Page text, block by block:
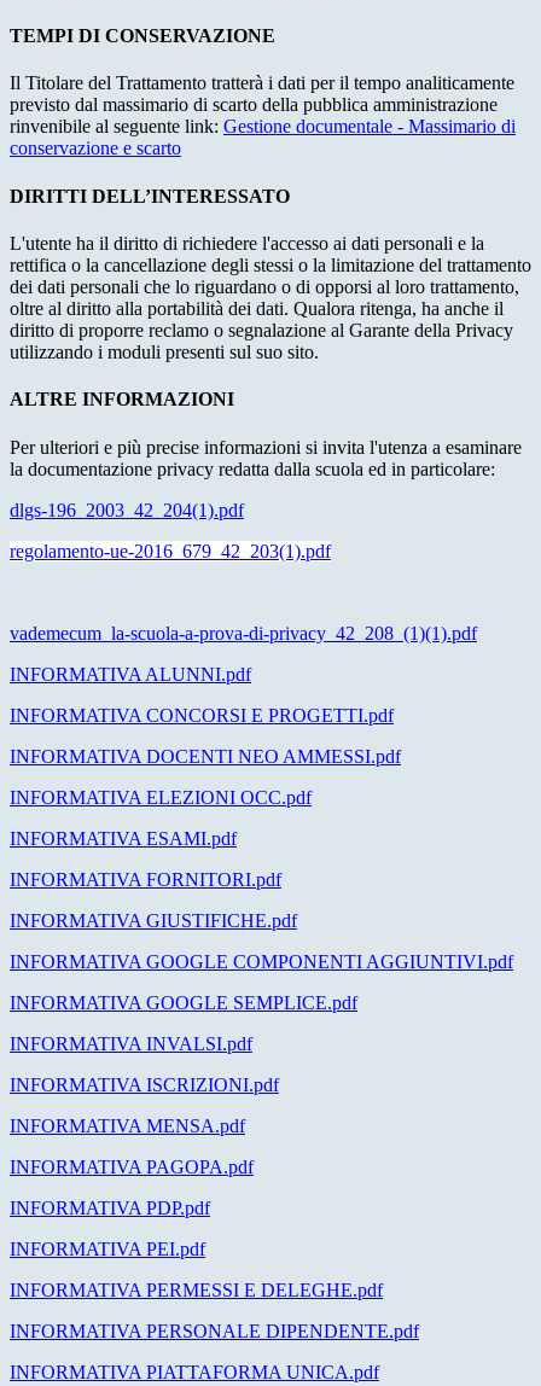
TEMPI DI CONSERVAZIONE
Il Titolare del Trattamento tratterà i dati per il tempo analiticamente
previsto dal massimario di scarto della pubblica amministrazione
rinvenibile al seguente link: Gestione documentale - Massimario di
conservazione e scarto
DIRITTI DELL’INTERESSATO
L'utente ha il diritto di richiedere l'accesso ai dati personali e la
rettifica o la cancellazione degli stessi o la limitazione del trattamento
dei dati personali che lo riguardano o di opporsi al loro trattamento,
oltre al diritto alla portabilità dei dati. Qualora ritenga, ha anche il
diritto di proporre reclamo o segnalazione al Garante della Privacy
utilizzando i moduli presenti sul suo sito.
ALTRE INFORMAZIONI
Per ulteriori e più precise informazioni si invita l'utenza a esaminare
la documentazione privacy redatta dalla scuola ed in particolare:
dlgs-196_2003_42_204(1).pdf
regolamento-ue-2016_679_42_203(1).pdf
vademecum_la-scuola-a-prova-di-privacy_42_208_(1)(1).pdf
INFORMATIVA ALUNNI.pdf
INFORMATIVA CONCORSI E PROGETTI.pdf
INFORMATIVA DOCENTI NEO AMMESSI.pdf
INFORMATIVA ELEZIONI OCC.pdf
INFORMATIVA ESAMI.pdf
INFORMATIVA FORNITORI.pdf
INFORMATIVA GIUSTIFICHE.pdf
INFORMATIVA GOOGLE COMPONENTI AGGIUNTIVI.pdf
INFORMATIVA GOOGLE SEMPLICE.pdf
INFORMATIVA INVALSI.pdf
INFORMATIVA ISCRIZIONI.pdf
INFORMATIVA MENSA.pdf
INFORMATIVA PAGOPA.pdf
INFORMATIVA PDP.pdf
INFORMATIVA PEI.pdf
INFORMATIVA PERMESSI E DELEGHE.pdf
INFORMATIVA PERSONALE DIPENDENTE.pdf
INFORMATIVA PIATTAFORMA UNICA.pdf